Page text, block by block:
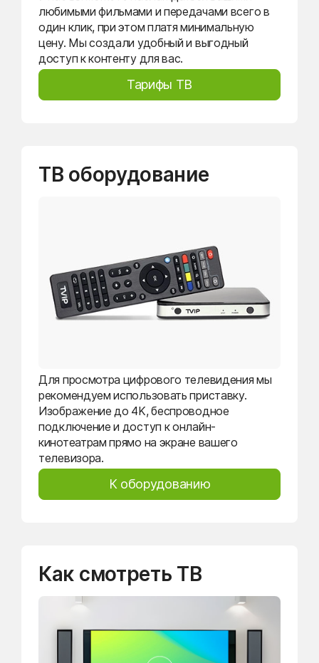
любимыми фильмами и передачами всего в
один клик, при этом платя минимальную
цену. Мы создали удобный и выгодный
доступ к контенту для вас.
Тарифы ТВ
ТВ оборудование
Для просмотра цифрового телевидения мы
рекомендуем использовать приставку.
Изображение до 4K, беспроводное
подключение и доступ к онлайн-
кинотеатрам прямо на экране вашего
телевизора.
К оборудованию
Как смотреть ТВ